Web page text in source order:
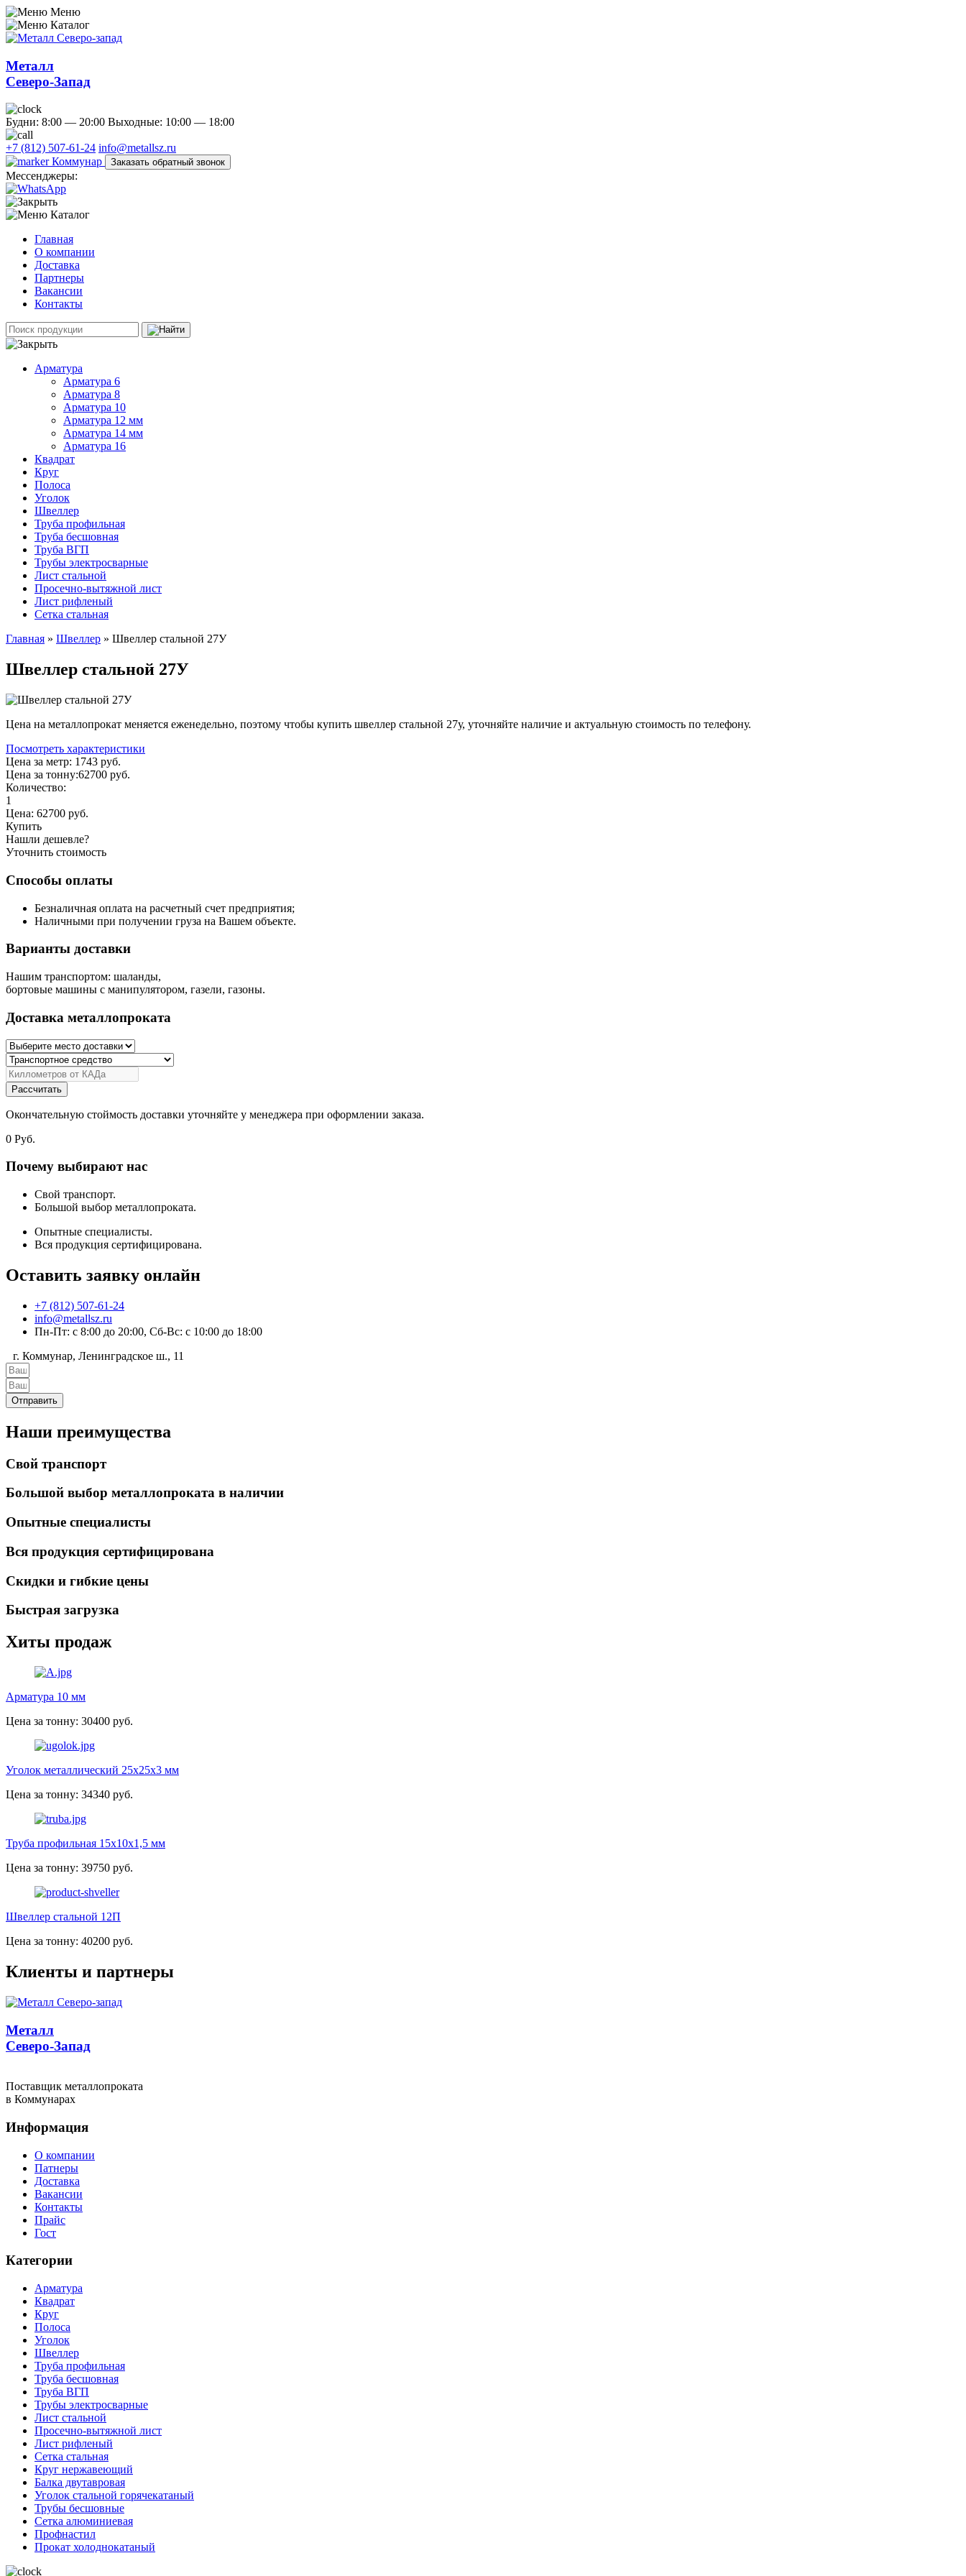
Меню
Каталог
Металл
Северо-Запад
Будни: 8:00 — 20:00 Выходные: 10:00 — 18:00
+7 (812) 507-61-24 info@metallsz.ru
Коммунар
Заказать обратный звонок
Мессенджеры:
Каталог
Главная
О компании
Доставка
Партнеры
Вакансии
Контакты
Арматура
Арматура 6
Арматура 8
Арматура 10
Арматура 12 мм
Арматура 14 мм
Арматура 16
Квадрат
Круг
Полоса
Уголок
Швеллер
Труба профильная
Труба бесшовная
Труба ВГП
Трубы электросварные
Лист стальной
Просечно-вытяжной лист
Лист рифленый
Сетка стальная
Главная » Швеллер » Швеллер стальной 27У
Швеллер стальной 27У
Цена на металлопрокат меняется еженедельно, поэтому чтобы купить швеллер стальной 27у, уточняйте наличие и актуальную стоимость по телефону.
Посмотреть характеристики
Цена за метр: 1743 руб.
Цена за тонну:62700 руб.
Количество:
1
Цена: 62700 руб.
Купить
Нашли дешевле?
Уточнить стоимость
Способы оплаты
Безналичная оплата на расчетный счет предприятия;
Наличными при получении груза на Вашем объекте.
Варианты доставки
Нашим транспортом: шаланды,
бортовые машины с манипулятором, газели, газоны.
Доставка металлопроката
Рассчитать
Окончательную стоймость доставки уточняйте у менеджера при оформлении заказа.
0 Руб.
Почему выбирают нас
Свой транспорт.
Большой выбор металлопроката.
Опытные специалисты.
Вся продукция сертифицирована.
Оставить заявку онлайн
+7 (812) 507-61-24
info@metallsz.ru
Пн-Пт: с 8:00 до 20:00, Сб-Вс: с 10:00 до 18:00
г. Коммунар, Ленинградское ш., 11
Отправить
Наши преимущества
Свой транспорт
Большой выбор металлопроката в наличии
Опытные специалисты
Вся продукция сертифицирована
Скидки и гибкие цены
Быстрая загрузка
Хиты продаж
Арматура 10 мм
Цена за тонну: 30400 руб.
Уголок металлический 25х25х3 мм
Цена за тонну: 34340 руб.
Труба профильная 15х10х1,5 мм
Цена за тонну: 39750 руб.
Швеллер стальной 12П
Цена за тонну: 40200 руб.
Клиенты и партнеры
Металл
Северо-Запад
Поставщик металлопроката
в Коммунарах
Информация
О компании
Патнеры
Доставка
Вакансии
Контакты
Прайс
Гост
Категории
Арматура
Квадрат
Круг
Полоса
Уголок
Швеллер
Труба профильная
Труба бесшовная
Труба ВГП
Трубы электросварные
Лист стальной
Просечно-вытяжной лист
Лист рифленый
Сетка стальная
Круг нержавеющий
Балка двутавровая
Уголок стальной горячекатаный
Трубы бесшовные
Сетка алюминиевая
Профнастил
Прокат холоднокатаный